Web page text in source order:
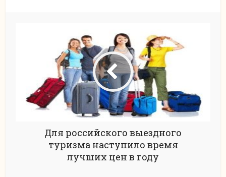
Для российского выездного
туризма наступило время
лучших цен в году